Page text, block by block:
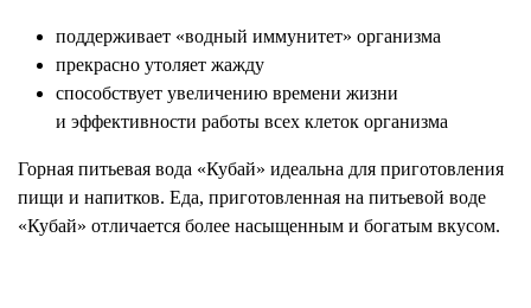
поддерживает «водный иммунитет» организма
прекрасно утоляет жажду
способствует увеличению времени жизни
и эффективности работы всех клеток организма
Горная питьевая вода «Кубай» идеальна для приготовления
пищи и напитков. Еда, приготовленная на питьевой воде
«Кубай» отличается более насыщенным и богатым вкусом.